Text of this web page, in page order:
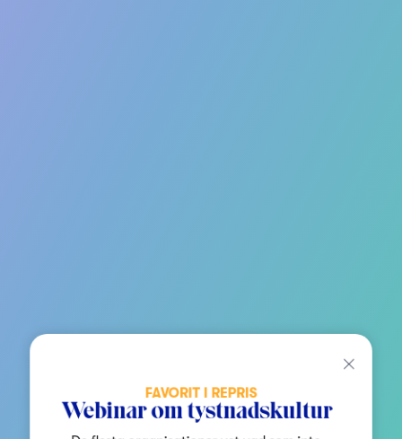
FAVORIT I REPRIS
Webinar om tystnadskultur